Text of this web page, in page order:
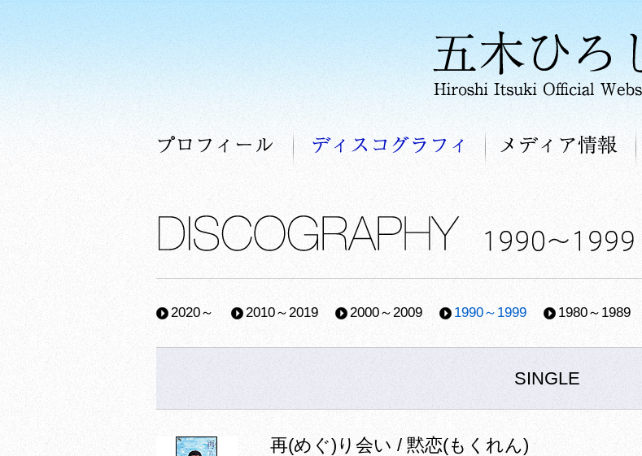
2020～ 2010～2019 2000～2009 1990～1999 1980～1989
SINGLE
再(めぐ)り会い / 黙恋(もくれん)